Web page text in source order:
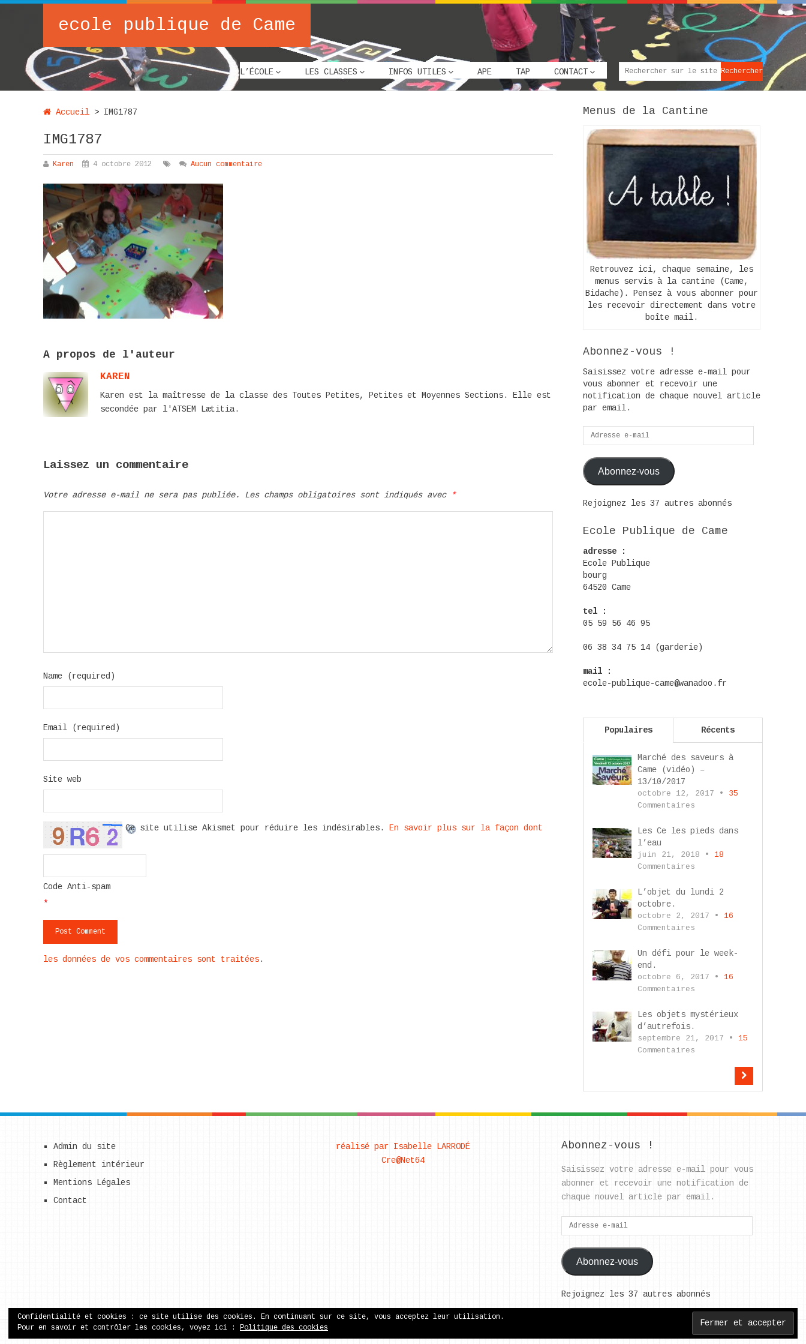
ecole publique de Came
L’ÉCOLE LES CLASSES INFOS UTILES APE TAP CONTACT
Accueil > IMG1787
IMG1787
Karen 4 octobre 2012 Aucun commentaire
A propos de l'auteur
KAREN
Karen est la maîtresse de la classe des Toutes Petites, Petites et Moyennes Sections. Elle est
secondée par l'ATSEM Lætitia.
Laissez un commentaire
Votre adresse e-mail ne sera pas publiée. Les champs obligatoires sont indiqués avec *
Name (required)
Email (required)
Site web
Code Anti-spam
*
Ce site utilise Akismet pour réduire les indésirables. En savoir plus sur la façon dont
les données de vos commentaires sont traitées.
Menus de la Cantine
Retrouvez ici, chaque semaine, les
menus servis à la cantine (Came,
Bidache). Pensez à vous abonner pour
les recevoir directement dans votre
boîte mail.
Abonnez-vous !
Saisissez votre adresse e-mail pour
vous abonner et recevoir une
notification de chaque nouvel article
par email.
Adresse
e-
mail
Abonnez-vous
Rejoignez les 37 autres abonnés
Ecole Publique de Came
adresse :
Ecole Publique
bourg
64520 Came
tel :
05 59 56 46 95
06 38 34 75 14 (garderie)
mail :
ecole-publique-came@wanadoo.fr
Populaires Récents
Marché des saveurs à
Came (vidéo) –
13/10/2017
octobre 12, 2017 • 35
Commentaires
Les Ce les pieds dans
l’eau
juin 21, 2018 • 18
Commentaires
L’objet du lundi 2
octobre.
octobre 2, 2017 • 16
Commentaires
Un défi pour le week-
end.
octobre 6, 2017 • 16
Commentaires
Les objets mystérieux
d’autrefois.
septembre 21, 2017 • 15
Commentaires
Admin du site
Règlement intérieur
Mentions Légales
Contact
réalisé par Isabelle LARRODÉ
Cre@Net64
Abonnez-vous !
Saisissez votre adresse e-mail pour vous
abonner et recevoir une notification de
chaque nouvel article par email.
Adresse
e-
mail
Abonnez-vous
Rejoignez les 37 autres abonnés
Copyright © 2026. Back to Top
Confidentialité et cookies : ce site utilise des cookies. En continuant sur ce site, vous acceptez leur utilisation.
Pour en savoir et contrôler les cookies, voyez ici : Politique des cookies